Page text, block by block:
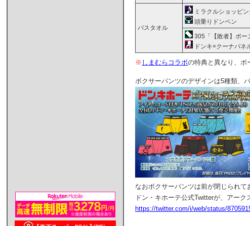
バスタオル
ミラクルショッピ
頭乗りドンペン
305「【敗者】ポー
ドンキ×クーナパネ
※ しまむらコラボの特典と異なり、ボ
ボクサーパンツのデザインは5種類、
なおボクサーパンツは前が閉じられて
ドン・キホーテ公式Twitterが、アー
https://twitter.com/i/web/status/